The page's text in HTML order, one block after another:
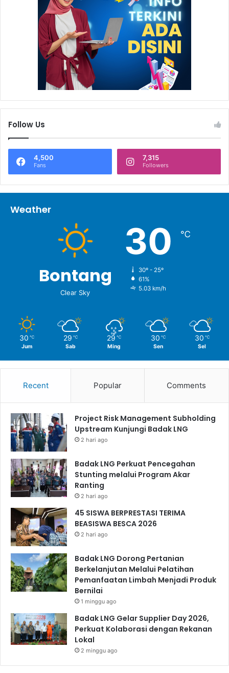
Acara Semarak 45 Badak LNG ini dimeriahkan dengan
banjir doorprize. Dimana ratusan doorprize dengan hadiah
utama 2 unit sepeda motor telah disiapkan.
Ditemui usai acara, Pjs Vice President Business Support
Badak LNG Ibnu Milan Prajoga mengungkapkan bahwa
serangkaian kegiatan diselenggarakan. Meliputi
ridevolution, jalan sehat, hingga gowes bareng.
menambah semangat untuk berolahraga, meningkatkan
Follow Us
4,500
Fans
7,315
Followers
Weather
Bontang
Clear Sky
30 ℃
30º - 25º
61%
5.03 km/h
30 ℃
Jum
29 ℃
Sab
29 ℃
Ming
30 ℃
Sen
30 ℃
Sel
Recent Popular Comments
Project Risk Management Subholding
Upstream Kunjungi Badak LNG
2 hari ago
Badak LNG Perkuat Pencegahan
Stunting melalui Program Akar
Ranting
2 hari ago
45 SISWA BERPRESTASI TERIMA
BEASISWA BESCA 2026
2 hari ago
Badak LNG Dorong Pertanian
Berkelanjutan Melalui Pelatihan
Pemanfaatan Limbah Menjadi Produk
Bernilai
1 minggu ago
Badak LNG Gelar Supplier Day 2026,
Perkuat Kolaborasi dengan Rekanan
Lokal
2 minggu ago